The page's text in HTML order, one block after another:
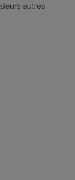
autres